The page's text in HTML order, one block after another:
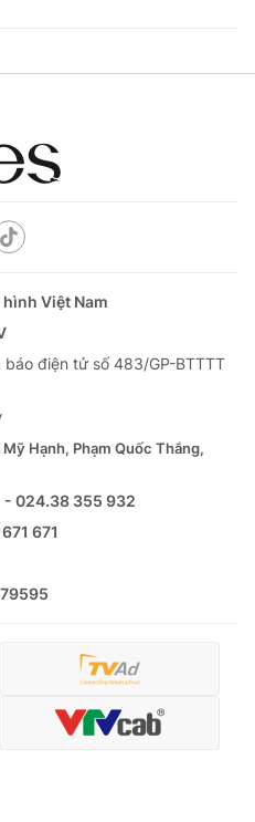
Việt Nam
điện tử số 483/GP-BTTTT
Hạnh, Phạm Quốc Thắng,
- 024.38 355 932
671